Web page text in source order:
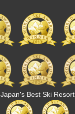
Japan's Best Ski Resort